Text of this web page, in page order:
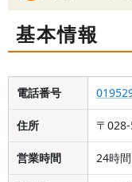
基本情報
電話番号
住所 〒
営業時間 24時間